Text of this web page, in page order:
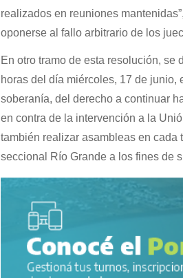
realizados en reuniones
oponerse al fallo arbitrario de los
En otro tramo de esta resolución, se
horas del día miércoles, 17 de
soberanía, del derecho a continuar
en contra de la intervención a la
también realizar asambleas en cada
seccional Río Grande a los fines de